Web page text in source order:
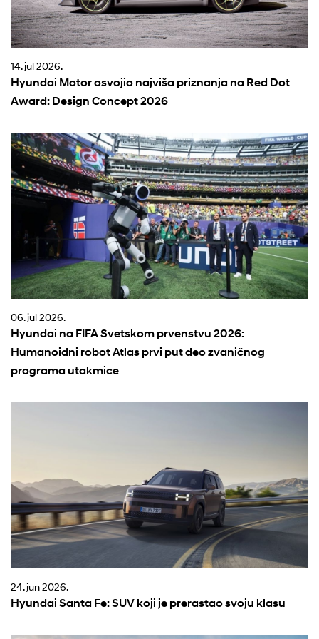
14. jul 2026.
Hyundai Motor osvojio najviša priznanja na Red Dot
Award: Design Concept 2026
06. jul 2026.
Hyundai na FIFA Svetskom prvenstvu 2026:
Humanoidni robot Atlas prvi put deo zvaničnog
programa utakmice
24. jun 2026.
Hyundai Santa Fe: SUV koji je prerastao svoju klasu